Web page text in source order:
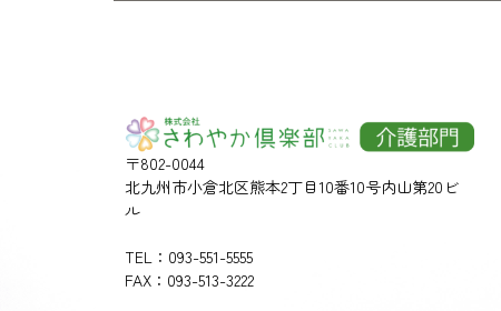
〒802-0044
北九州市小倉北区熊本2丁目10番10号内山第20ビ
ル
TEL：093-551-5555
FAX：093-513-3222